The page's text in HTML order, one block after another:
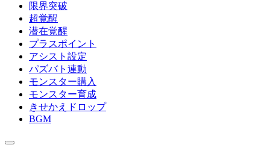
限界突破
超覚醒
潜在覚醒
プラスポイント
アシスト設定
パズバト連動
モンスター購入
モンスター育成
きせかえドロップ
BGM